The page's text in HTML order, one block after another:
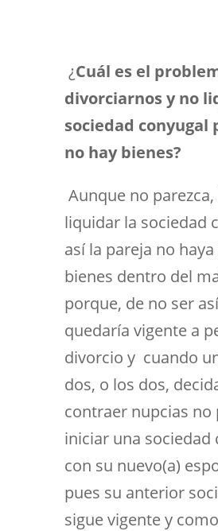
¿Cuál es el
divorciarnos y no
sociedad conyugal
no hay bienes?
Aunque no
liquidar la sociedad
así la pareja no
bienes dentro del
porque, de no ser
quedaría vigente a
divorcio y cuando
dos, o los dos,
contraer nupcias no
iniciar una sociedad
con su nuevo(a)
pues su anterior
sigue vigente y